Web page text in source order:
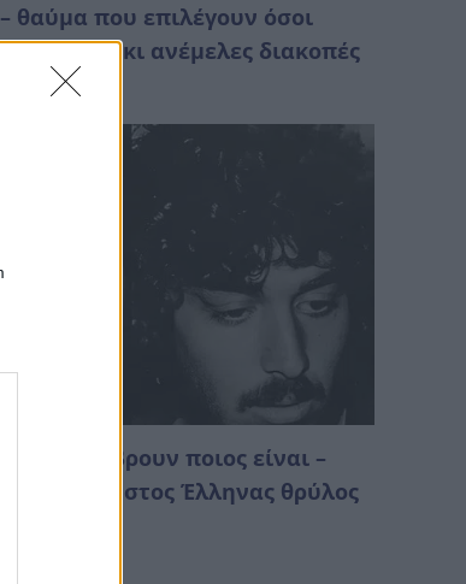
θαύμα που επιλέγουν όσοι
φθηνές κι ανέμελες διακοπές
09:19
να βρουν ποιος είναι –
Πασίγνωστος Έλληνας θρύλος
01:18